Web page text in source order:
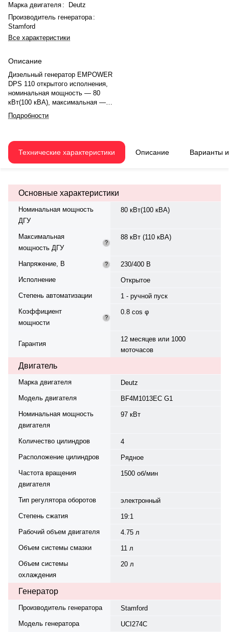
Марка двигателя :
Deutz
Производитель генератора :
Stamford
Все характеристики
Описание
Дизельный генератор EMPOWER
DPS 110 открытого исполнения,
номинальная мощность — 80
кВт(100 кВА), максимальная —
88 кВт (110 кВА). Двигатель
Deutz BF4M1013EC G1, рядное,
регулятором оборотов.
Номинальная мощность
охлаждения — жидкостная,
объём — 20 л, смазки — 11 л.
мин. Генератор синхронный, 3-
фазный, 230/400 В, 50 Гц, класс
л/ч при 100% нагрузке, 18 л/ч при
75%. Оснащён датчиком уровня
ComAp InteliLite 4 AMF 8, степень
защиты IP23. Степень сжатия —
2312×1120×1550 мм.
12 месяцев или 1000 моточасов.
Подробности
Технические характеристики Описание Варианты
Основные характеристики
Номинальная мощность
ДГУ
80 кВт(100 кВА)
Максимальная
мощность ДГУ
?
88 кВт (110 кВА)
Напряжение, В ?
230/400 В
Исполнение
Открытое
Степень автоматизации
1 - ручной пуск
Коэффициент
мощности
?
0.8 cos φ
Гарантия
12 месяцев или 1000
моточасов
Двигатель
Марка двигателя
Deutz
Модель двигателя
BF4M1013EC G1
Номинальная мощность
двигателя
97 кВт
Количество цилиндров
4
Расположение цилиндров
Рядное
Частота вращения
двигателя
1500 об/мин
Тип регулятора оборотов
электронный
Степень сжатия
19:1
Рабочий объем двигателя
4.75 л
Объем системы смазки
11 л
Объем системы
охлаждения
20 л
Генератор
Производитель генератора
Stamford
Модель генератора
UCI274C